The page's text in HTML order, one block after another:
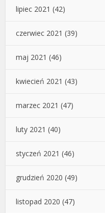
lipiec 2021 (42)
czerwiec 2021 (39)
maj 2021 (46)
kwiecień 2021 (43)
marzec 2021 (47)
luty 2021 (40)
styczeń 2021 (46)
grudzień 2020 (49)
listopad 2020 (47)